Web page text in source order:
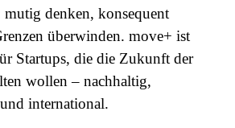
denken, konsequent
überwinden. move+ ist
Startups, die die Zukunft der
wollen – nachhaltig,
international.